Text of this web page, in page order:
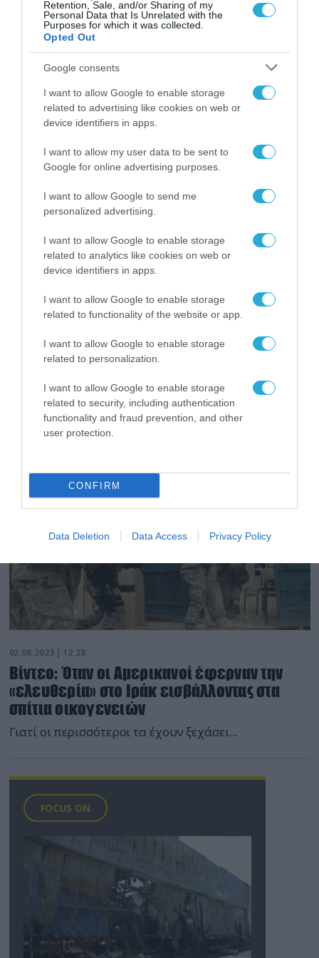
Retention, Sale, and/or Sharing of my
Personal Data that Is Unrelated with the
Purposes for which it was collected.
Opted Out
Google consents
I want to allow Google to enable storage
related to advertising like cookies on web or
device identifiers in apps.
I want to allow my user data to be sent to
Google for online advertising purposes.
I want to allow Google to send me
personalized advertising.
I want to allow Google to enable storage
related to analytics like cookies on web or
device identifiers in apps.
I want to allow Google to enable storage
related to functionality of the website or app.
I want to allow Google to enable storage
related to personalization.
I want to allow Google to enable storage
related to security, including authentication
functionality and fraud prevention, and other
user protection.
CONFIRM
Data Deletion Data Access Privacy Policy
προστατεύσει την Μόσχα από
αμερικανικούς πυρηνικούς πυραύλους»
«Δεν θέλει άλλο έδαφος η Ρωσία έχει ήδη πάρα πολύ»
16.03.2024 | 12:10
Οι Ρώσοι στρατιωτικοί βγάζουν
Χριστού και οι Αμερικανοί με σημαία των…
ΛΟΑΤΚΙ
Υπάρχει μεγάλη διαφορά φιλοσοφίας ανάμεσα στους
δύο στρατούς
02.08.2023 | 12:28
Βίντεο: Όταν οι Αμερικανοί έφερναν την
«ελευθερία» στο Ιράκ εισβάλλοντας στα
σπίτια οικογενειών
Γιατί οι περισσότεροι τα έχουν ξεχάσει...
FOCUS ON